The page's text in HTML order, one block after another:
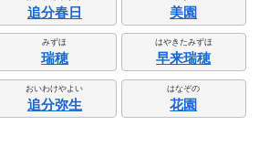
追分春日 美園
みずほ
瑞穂
はやきたみずほ
早来瑞穂
おいわけやよい
追分弥生
はなぞの
花園